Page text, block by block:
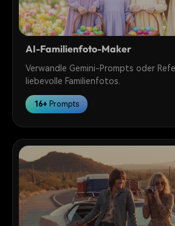
AI-Familienfoto-Maker
Verwandle Gemini-Prompts oder
liebevolle Familienfotos.
16+ Prompts